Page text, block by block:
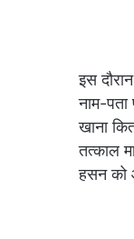
इस
नाम-
खाना
तत्काल
हसन को